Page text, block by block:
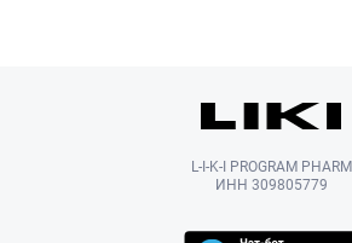
L-I-K-I PROGRAM PHARM
ИНН 309805779